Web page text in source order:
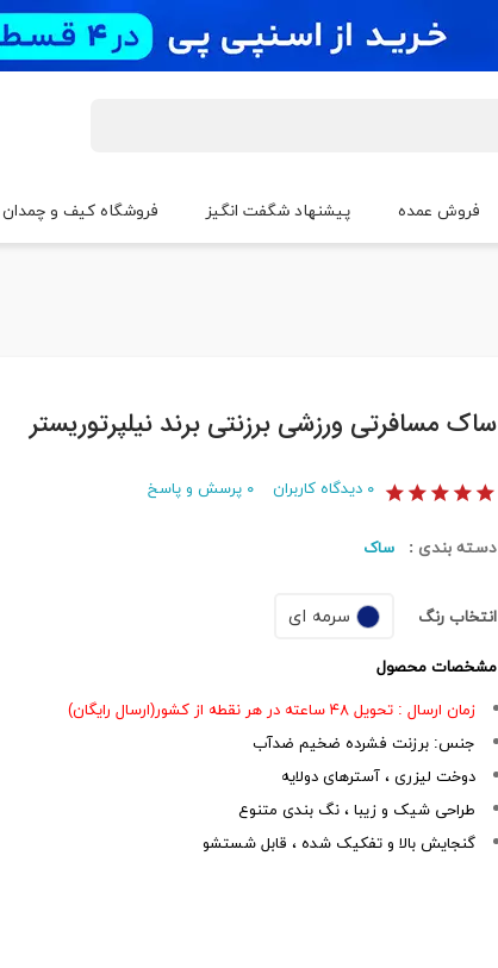
فروش عمده پیشنهاد شگفت انگیز فروشگاه کیف و چمدان
ساک مسافرتی ورزشی برزنتی برند نیلپرتوریستر
۰ دیدگاه کاربران ۰ پرسش و پاسخ
دسته بندی : ساک
انتخاب رنگ سرمه ای
مشخصات محصول
زمان ارسال : تحویل ۴۸ ساعته در هر نقطه از کشور(ارسال رایگان)
جنس: برزنت فشرده ضخیم ضدآب
دوخت لیزری ، آسترهای دولایه
طراحی شیک و زیبا ، نگ بندی متنوع
گنجایش بالا و تفکیک شده ، قابل شستشو